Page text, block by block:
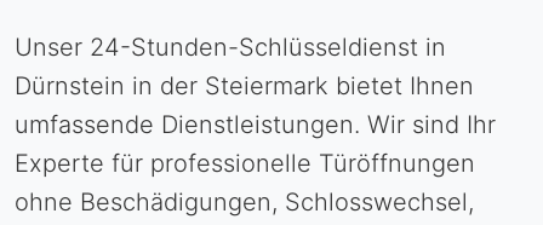
Unser 24-Stunden-Schlüsseldienst in
Dürnstein in der Steiermark bietet Ihnen
umfassende Dienstleistungen. Wir sind Ihr
Experte für professionelle Türöffnungen
ohne Beschädigungen, Schlosswechsel,